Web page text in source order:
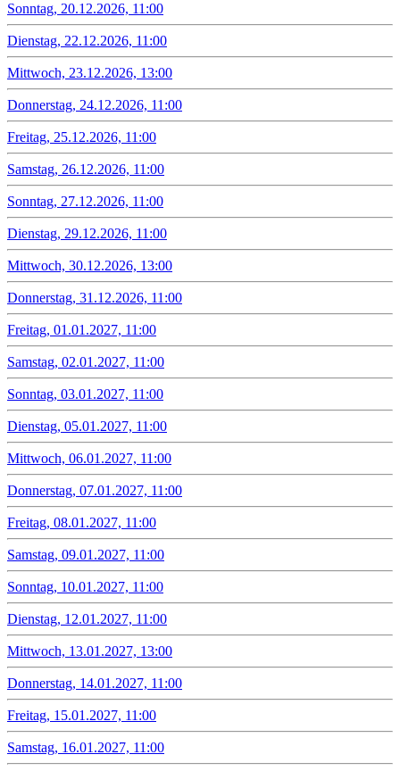
Sonntag, 20.12.2026, 11:00
Dienstag, 22.12.2026, 11:00
Mittwoch, 23.12.2026, 13:00
Donnerstag, 24.12.2026, 11:00
Freitag, 25.12.2026, 11:00
Samstag, 26.12.2026, 11:00
Sonntag, 27.12.2026, 11:00
Dienstag, 29.12.2026, 11:00
Mittwoch, 30.12.2026, 13:00
Donnerstag, 31.12.2026, 11:00
Freitag, 01.01.2027, 11:00
Samstag, 02.01.2027, 11:00
Sonntag, 03.01.2027, 11:00
Dienstag, 05.01.2027, 11:00
Mittwoch, 06.01.2027, 11:00
Donnerstag, 07.01.2027, 11:00
Freitag, 08.01.2027, 11:00
Samstag, 09.01.2027, 11:00
Sonntag, 10.01.2027, 11:00
Dienstag, 12.01.2027, 11:00
Mittwoch, 13.01.2027, 13:00
Donnerstag, 14.01.2027, 11:00
Freitag, 15.01.2027, 11:00
Samstag, 16.01.2027, 11:00